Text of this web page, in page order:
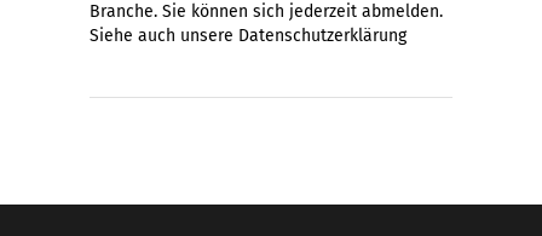
Branche. Sie können sich jederzeit abmelden.
Siehe auch unsere Datenschutzerklärung